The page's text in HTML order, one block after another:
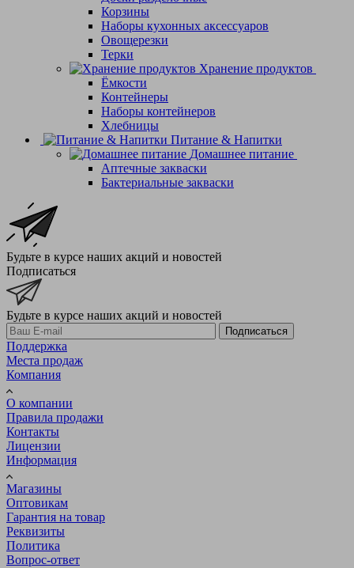
Корзины
Наборы кухонных аксессуаров
Овощерезки
Терки
Хранение продуктов
Ёмкости
Контейнеры
Наборы контейнеров
Хлебницы
Питание & Напитки
Домашнее питание
Аптечные закваски
Бактериальные закваски
Будьте в курсе наших акций и новостей
Подписаться
Будьте в курсе наших акций и новостей
Подписаться
Поддержка
Места продаж
Компания
О компании
Правила продажи
Контакты
Лицензии
Информация
Магазины
Оптовикам
Гарантия на товар
Реквизиты
Политика
Вопрос-ответ